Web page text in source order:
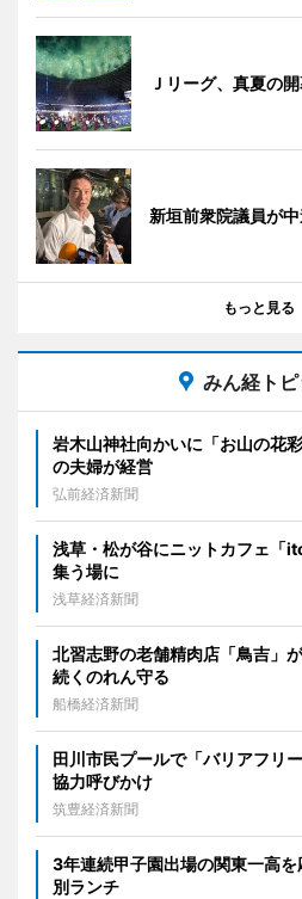
Ｊリーグ、真夏の
新垣前衆院議員が
もっと見る
みん経ト
岩木山神社向かいに「お山の花
の夫婦が経営
弘前経済新聞
浅草・松が谷にニットカフェ
集う場に
浅草経済新聞
北習志野の老舗精肉店「鳥吉」
続くのれん守る
船橋経済新聞
田川市民プールで「バリアフリ
協力呼びかけ
筑豊経済新聞
3年連続甲子園出場の関東一高
別ランチ